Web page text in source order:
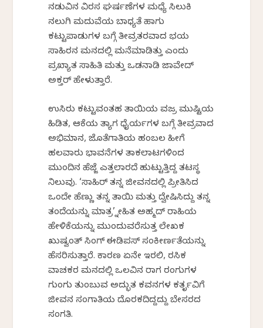
ನಡುವಿನ ವಿರಸ ಘರ್ಷಣೆಗಳ ಮಧ್ಯೆ ಸಿಲುಕಿ
ನಲುಗಿ ಮದುವೆಯ ಬಾಧ್ಯತೆ ಹಾಗು
ಕಟ್ಟುಪಾಡುಗಳ ಬಗ್ಗೆ ತೀವ್ರತರವಾದ ಭಯ
ಸಾಹಿರನ ಮನದಲ್ಲಿ ಮನೆಮಾಡಿತ್ತು ಎಂದು
ಪ್ರಖ್ಯಾತ ಸಾಹಿತಿ ಮತ್ತು ಒಡನಾಡಿ ಜಾವೇದ್
ಅಕ್ತರ್ ಹೇಳುತ್ತಾರೆ.
ಉಸಿರು ಕಟ್ಟುವಂತಹ ತಾಯಿಯ ವಜ್ರ ಮುಷ್ಟಿಯ
ಹಿಡಿತ, ಆಕೆಯ ತ್ಯಾಗ ಧೈರ್ಯಗಳ ಬಗ್ಗೆ ತೀವ್ರವಾದ
ಅಭಿಮಾನ, ಜೊತೆಗಾತಿಯ ಹಂಬಲ ಹೀಗೆ
ಹಲವಾರು ಭಾವನೆಗಳ ತಾಕಲಾಟಗಳಿಂದ
ಮುಂದಿನ ಹೆಜ್ಜೆ ಎತ್ತಲಾರದೆ ಹುಟ್ಟುತ್ತಿದ್ದ ತಟಸ್ಥ
ನಿಲುವು. ‘ಸಾಹಿರ್ ತನ್ನ ಜೀವನದಲ್ಲಿ ಪ್ರೀತಿಸಿದ
ಒಂದೇ ಹೆಣ್ಣು ತನ್ನ ತಾಯಿ ಮತ್ತು ದ್ವೇಷಿಸಿದ್ದು ತನ್ನ
ತಂದೆಯನ್ನು ಮಾತ್ರ’ ಸ್ನೇಹಿತ ಅಹ್ಮದ್ ರಾಹಿಯ
ಹೇಳಿಕೆಯನ್ನು ಮುಂದುವರೆಸುತ್ತ ಲೇಖಕ
ಖುಷ್ವಂತ್ ಸಿಂಗ್ ಈಡಿಪಸ್ ಸಂಕೀರ್ಣತೆಯನ್ನು
ಹೆಸರಿಸುತ್ತಾರೆ. ಕಾರಣ ಏನೇ ಇರಲಿ, ರಸಿಕ
ವಾಚಕರ ಮನದಲ್ಲಿ ಒಲವಿನ ರಾಗ ರಂಗುಗಳ
ಗುಂಗು ತುಂಬುವ ಅದ್ಭುತ ಕವನಗಳ ಕರ್ತೃವಿಗೆ
ಜೀವನ ಸಂಗಾತಿಯ ದೊರಕದಿದ್ದದ್ದು ಬೇಸರದ
ಸಂಗತಿ.